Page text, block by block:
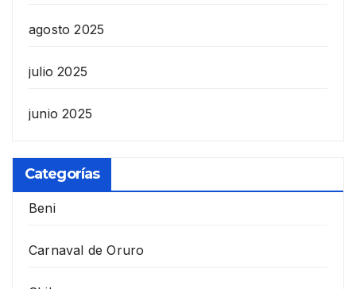
agosto 2025
julio 2025
junio 2025
Categorías
Beni
Carnaval de Oruro